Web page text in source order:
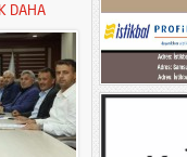
DAHA